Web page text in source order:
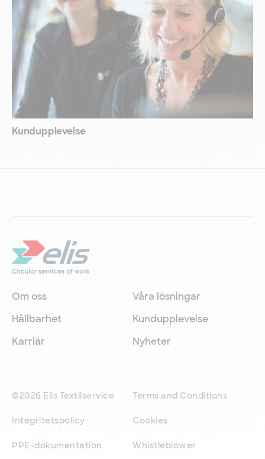
Kundupplevelse
Om oss
Våra lösningar
Hållbarhet
Kundupplevelse
Karriär
Nyheter
©2026 Elis Textilservice Terms and Conditions
Integritetspolicy Cookies
PPE-dokumentation Whistleblower